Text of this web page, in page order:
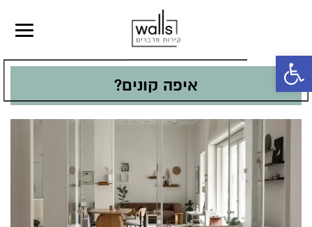
פתח סרגל נגישות
איפה קונים?